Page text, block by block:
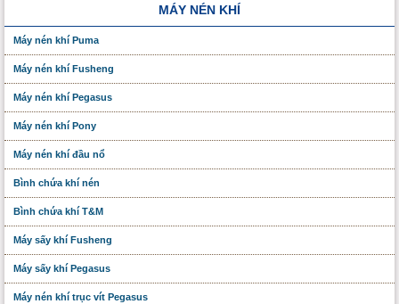
MÁY NÉN KHÍ
Máy nén khí Puma
Máy nén khí Fusheng
Máy nén khí Pegasus
Máy nén khí Pony
Máy nén khí đầu nổ
Bình chứa khí nén
Bình chứa khí T&M
Máy sấy khí Fusheng
Máy sấy khí Pegasus
Máy nén khí trục vít Pegasus